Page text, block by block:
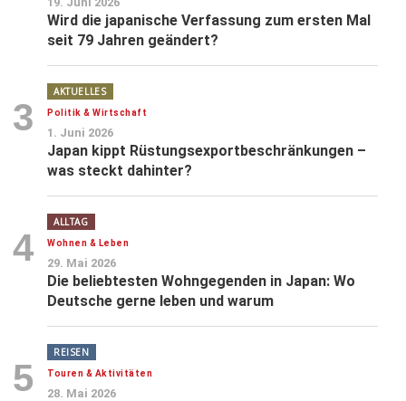
Wird die japanische Verfassung zum ersten Mal
seit 79 Jahren geändert?
3
AKTUELLES
Politik & Wirtschaft
1. Juni 2026
Japan kippt Rüstungsexportbeschränkungen –
was steckt dahinter?
4
ALLTAG
Wohnen & Leben
29. Mai 2026
Die beliebtesten Wohngegenden in Japan: Wo
Deutsche gerne leben und warum
5
REISEN
Touren & Aktivitäten
28. Mai 2026